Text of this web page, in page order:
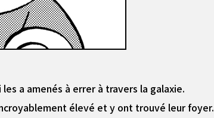
a amenés à errer à travers la galaxie.
élevé et y ont trouvé leur foyer.